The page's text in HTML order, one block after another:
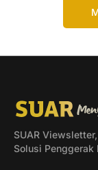
SUAR
Solusi Penggerak